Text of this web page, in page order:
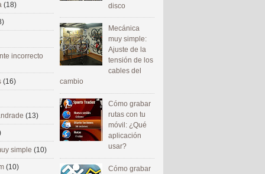
disco
Mecánica
muy simple:
Ajuste de la
tensión de los
cables del
cambio
Cómo grabar
rutas con tu
móvil: ¿Qué
aplicación
usar?
Cómo grabar
(18)
incorrecto
(16)
(13)
simple (10)
(10)